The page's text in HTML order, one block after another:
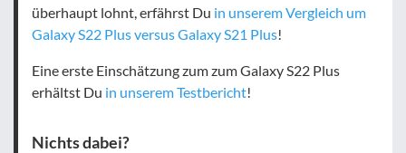
überhaupt lohnt, erfährst Du in unserem Vergleich um
Galaxy S22 Plus versus Galaxy S21 Plus!
Eine erste Einschätzung zum zum Galaxy S22 Plus
erhältst Du in unserem Testbericht!
Nichts dabei?